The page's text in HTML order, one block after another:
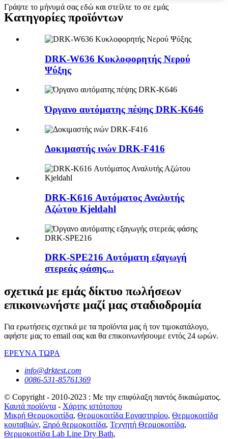
Γράψτε το μήνυμά σας εδώ και στείλτε το σε εμάς
Κατηγορίες προϊόντων
DRK-W636 Κυκλοφορητής Νερού
Ψύξης
Όργανο αυτόματης πέψης DRK-K646
Δοκιμαστής ινών DRK-F416
DRK-K616 Αυτόματος Αναλυτής
Αζώτου Kjeldahl
DRK-SPE216 Αυτόματη εξαγωγή
στερεάς φάσης...
σχετικά με εμάς δίκτυο πωλήσεων
επικοινωνήστε μαζί μας σταδιοδρομία
Για ερωτήσεις σχετικά με τα προϊόντα μας ή τον τιμοκατάλογο,
αφήστε μας το email σας και θα επικοινωνήσουμε εντός 24 ωρών.
ΕΡΕΥΝΑ ΤΩΡΑ
info@drktest.com
0086-531-85761369
© Copyright - 2010-2023 : Με την επιφύλαξη παντός δικαιώματος.
Καυτά προϊόντα - Χάρτης ιστότοπου
Μικρή Θερμοκοιτίδα, Θερμοκοιτίδα Εργαστηρίου, Θερμοκοιτίδα
κουταβιών, Ξηρό θερμοκοιτίδα, Τεχνητή Θερμοκοιτίδα,
Θερμοκοιτίδα Lab Line Dry Bath,